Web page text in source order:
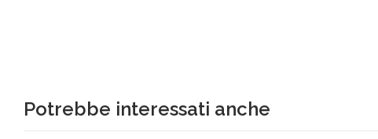
Potrebbe interessati anche